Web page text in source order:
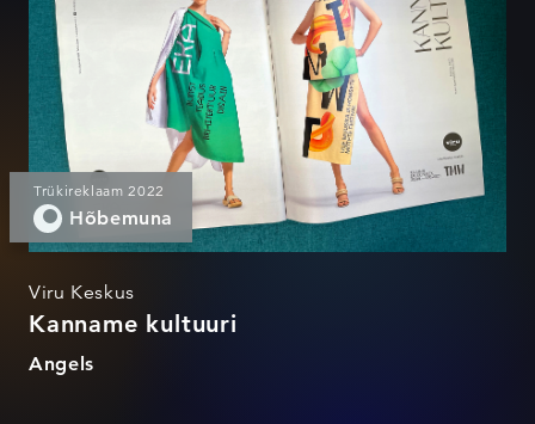
Trükireklaam 2022
Hõbemuna
Viru Keskus
Kanname kultuuri
Angels